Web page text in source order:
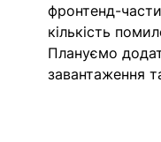
фронтенд-
кількість
Плануємо
завантаження